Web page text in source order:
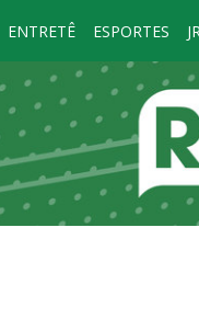
ENTRETÊ ESPORTES